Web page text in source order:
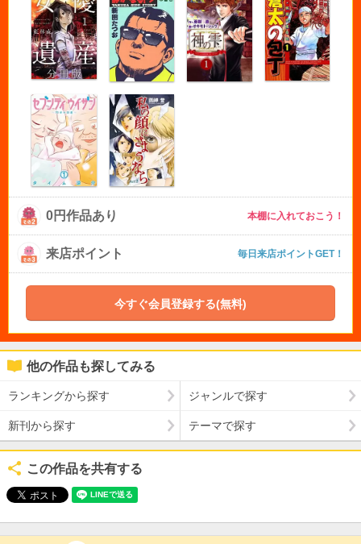
0円作品あり 本棚に入れておこう！
来店ポイント 毎日来店ポイントGET！
今すぐ会員登録する(無料)
他の作品も探してみる
ランキングから探す ジャンルで探す
新刊から探す テーマで探す
この作品を共有する